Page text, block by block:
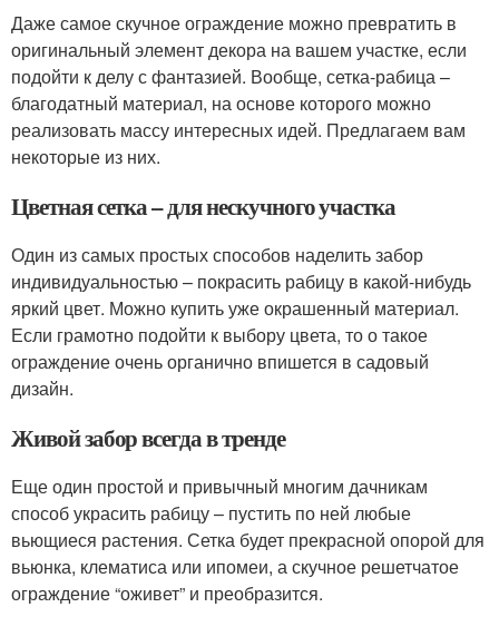
Даже самое скучное ограждение можно превратить в
оригинальный элемент декора на вашем участке, если
подойти к делу с фантазией. Вообще, сетка-рабица –
благодатный материал, на основе которого можно
реализовать массу интересных идей. Предлагаем вам
некоторые из них.
Цветная сетка – для нескучного участка
Один из самых простых способов наделить забор
индивидуальностью – покрасить рабицу в какой-нибудь
яркий цвет. Можно купить уже окрашенный материал.
Если грамотно подойти к выбору цвета, то о такое
ограждение очень органично впишется в садовый
дизайн.
Живой забор всегда в тренде
Еще один простой и привычный многим дачникам
способ украсить рабицу – пустить по ней любые
вьющиеся растения. Сетка будет прекрасной опорой для
вьюнка, клематиса или ипомеи, а скучное решетчатое
ограждение “оживет” и преобразится.